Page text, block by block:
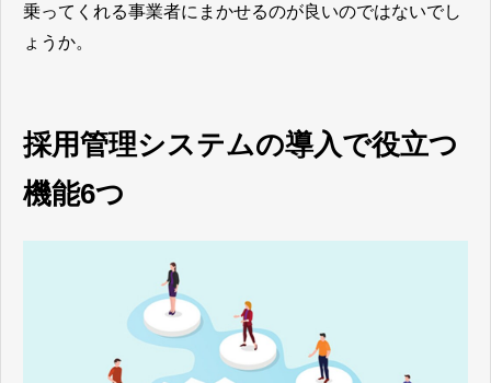
乗ってくれる事業者にまかせるのが良いのではないでし
ょうか。
採用管理システムの導入で役立つ
機能6つ